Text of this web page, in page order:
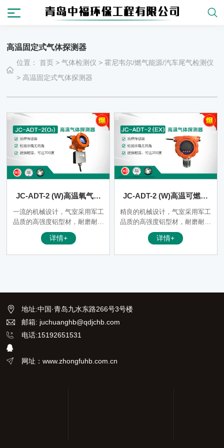
高温固定式气体探测器
位置：首页 >气体检测仪 > 霍尼韦尔/燃气能源/汽车尾气检测仪
> 高温固定式气体探测器
JC-ADT-2 (W)高温氧气气
体探测器
一流的机械设计，气室采用军工
品质的高强度铝型材，耐磨耐腐
浊，适用于复杂恶劣的工业环
境，合理科学的气室设计，保证
详情+
JC-ADT-2 (W)高温可燃气
体探测器
精良的机械设计，气室采用军工
品质的高强度铝型材，耐磨耐腐
浊，适用于复杂恶劣的工业环
境，合理科学的气室设计，保证
详情+
地址:中国·青岛九水东路266号3号楼
邮箱: juchuanghb@qdjchb.com
电话:15192651531
网址：www.zhongfuhb.com.cn